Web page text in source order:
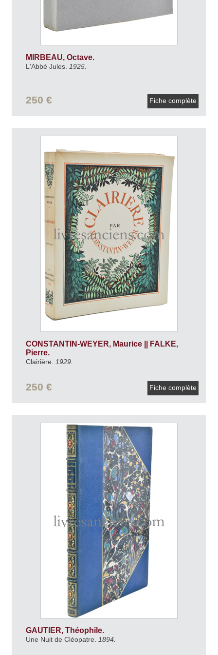
MIRBEAU, Octave.
L'Abbé Jules. 1925.
250 € Fiche complète
CONSTANTIN-WEYER, Maurice || FALKE,
Pierre.
Clairière. 1929.
250 € Fiche complète
GAUTIER, Théophile.
Une Nuit de Cléopatre. 1894.